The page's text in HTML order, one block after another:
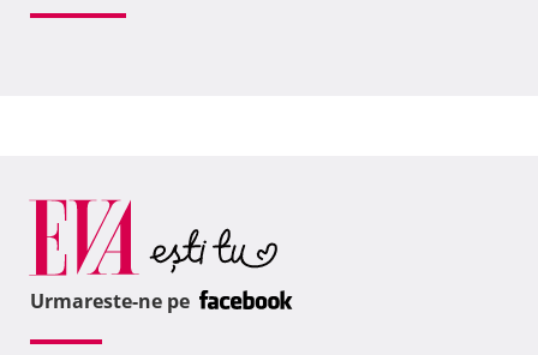
Urmareste-ne pe